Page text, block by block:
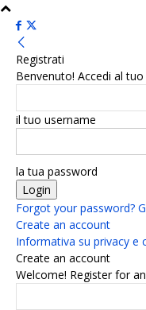
Registrati
Benvenuto! Accedi al
il tuo username
la tua password
Forgot your password?
Create an account
Informativa su privacy e
Create an account
Welcome! Register for